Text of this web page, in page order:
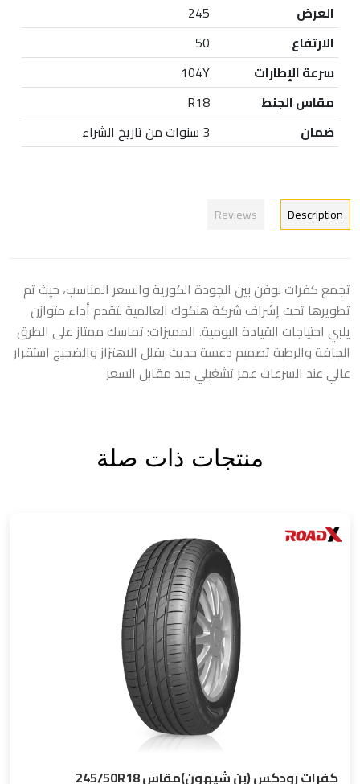
العرض
245
الارتفاع
50
سرعة الإطارات
104Y
مقاس الجنط
R18
ضمان
3 سنوات من تاريخ الشراء
Description
Reviews
تجمع كفرات لوفن بين الجودة الكورية والسعر المناسب، حيث تم
تطويرها تحت إشراف شركة هنكوك العالمية لتقدم أداء متوازن
يلبي احتياجات القيادة اليومية. المميزات: تماسك ممتاز على الطرق
الجافة والرطبة تصميم دعسة حديث يقلل الاهتزاز والضجيج استقرار
عالي عند السرعات عمر تشغيلي جيد مقابل السعر
منتجات ذات صلة
كفرات رودكس (بن شيهون)مقاس 245/50R18